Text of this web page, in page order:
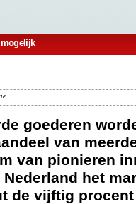
goederen
van
van pionieren
het
de vijftig